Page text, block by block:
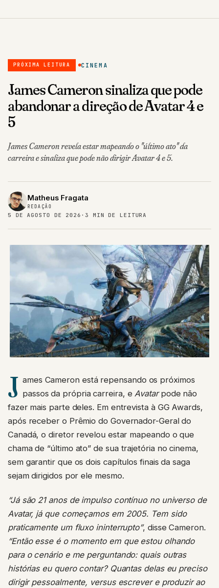
PRÓXIMA LEITURA CINEMA
James Cameron sinaliza que pode
abandonar a direção de Avatar 4 e
5
James Cameron revela estar mapeando o "último ato" da
carreira e sinaliza que pode não dirigir Avatar 4 e 5.
Matheus Fragata
REDAÇÃO
5 DE AGOSTO DE 2026 · 3 MIN DE LEITURA
J ames Cameron está repensando os próximos
passos da própria carreira, e Avatarpode não
fazer mais parte deles. Em entrevista à GG Awards,
após receber o Prêmio do Governador-Geral do
Canadá, o diretor revelou estar mapeando o que
chama de “último ato” de sua trajetória no cinema,
sem garantir que os dois capítulos finais da saga
sejam dirigidos por ele mesmo.
“Já são 21 anos de impulso contínuo no universo de
Avatar, já que começamos em 2005. Tem sido
praticamente um fluxo ininterrupto”, disse Cameron.
“Então esse é o momento em que estou olhando
para o cenário e me perguntando: quais outras
histórias eu quero contar? Quantas delas eu preciso
dirigir pessoalmente, versus escrever e produzir ao